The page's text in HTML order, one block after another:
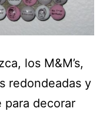
los M&M’s,
redondeadas y
decorar